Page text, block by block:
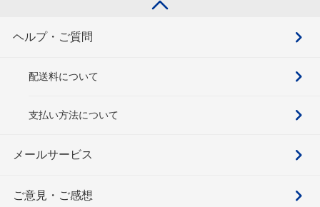
ヘルプ・ご質問
配送料について
支払い方法について
メールサービス
ご意見・ご感想